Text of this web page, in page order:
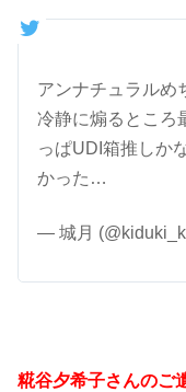
アンナチュラルめ
冷静に煽るとこ
っぱUDI箱推しか
かった…
— 城月
糀谷夕希子さんのご